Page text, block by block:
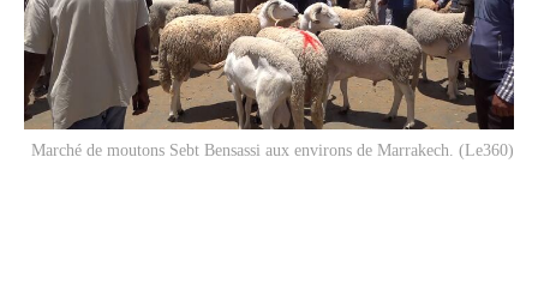
Marché de moutons Sebt Bensassi aux environs de Marrakech. (Le360)